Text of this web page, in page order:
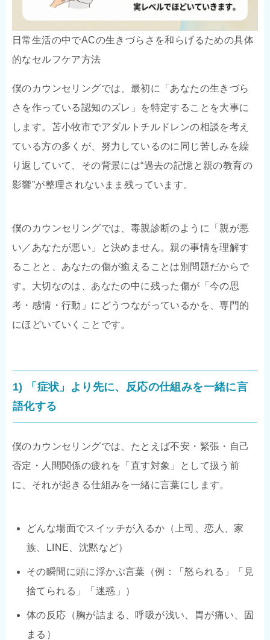
日常生活の中でACの生きづらさを和らげるための具体
的なセルフケア方法
僕のカウンセリングでは、最初に「あなたの生きづら
さを作っている認知のズレ」を特定することを大事に
します。苫小牧市でアダルトチルドレンの相談を考え
ている方の多くが、努力しているのに同じ苦しみを繰
り返していて、その背景には“過去の記憶と親の教育の
影響”が整理されないまま残っています。
僕のカウンセリングでは、毒親診断のように「親が悪
い／あなたが悪い」と決めません。親の事情を理解す
ることと、あなたの傷が癒えることは別問題だからで
す。大切なのは、あなたの中に残った傷が「今の思
考・感情・行動」にどうつながっているかを、専門的
にほどいていくことです。
1) 「症状」より先に、反応の仕組みを一緒に言
語化する
僕のカウンセリングでは、たとえば不安・緊張・自己
否定・人間関係の疲れを「直す対象」として扱う前
に、それが起きる仕組みを一緒に言葉にします。
どんな場面でスイッチが入るか（上司、恋人、家
族、LINE、沈黙など）
その瞬間に頭に浮かぶ言葉（例：「怒られる」「見
捨てられる」「迷惑」）
体の反応（胸が詰まる、呼吸が浅い、胃が痛い、固
まる）